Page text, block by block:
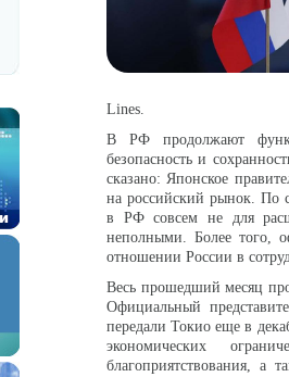
Lines.
В РФ продолжают
безопасность и
сказано: Японское
на российский рынок. По
в РФ совсем не для
неполными. Более того,
отношении России в
Весь прошедший месяц
Официальный
передали Токио еще в
экономических
благоприятствования, а